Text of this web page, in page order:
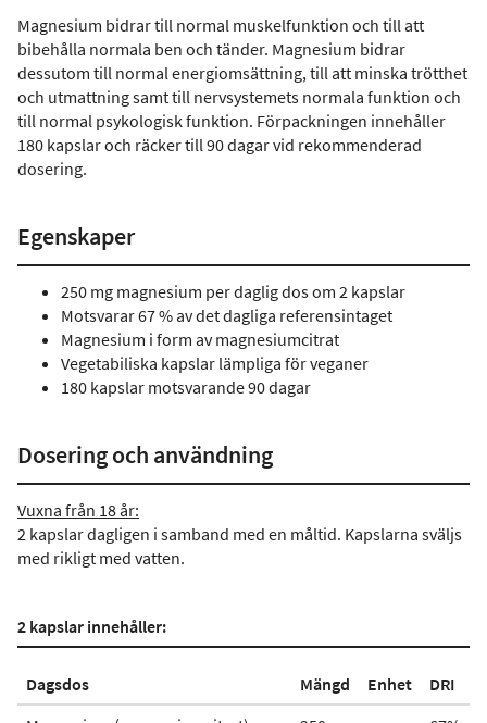
Magnesium bidrar till normal muskelfunktion och till att
bibehålla normala ben och tänder. Magnesium bidrar
dessutom till normal energiomsättning, till att minska trötthet
och utmattning samt till nervsystemets normala funktion och
till normal psykologisk funktion. Förpackningen innehåller
180 kapslar och räcker till 90 dagar vid rekommenderad
dosering.
Egenskaper
250 mg magnesium per daglig dos om 2 kapslar
Motsvarar 67 % av det dagliga referensintaget
Magnesium i form av magnesiumcitrat
Vegetabiliska kapslar lämpliga för veganer
180 kapslar motsvarande 90 dagar
Dosering och användning
Vuxna från 18 år:
2 kapslar dagligen i samband med en måltid. Kapslarna sväljs
med rikligt med vatten.
2 kapslar innehåller:
Dagsdos Mängd Enhet
DRI